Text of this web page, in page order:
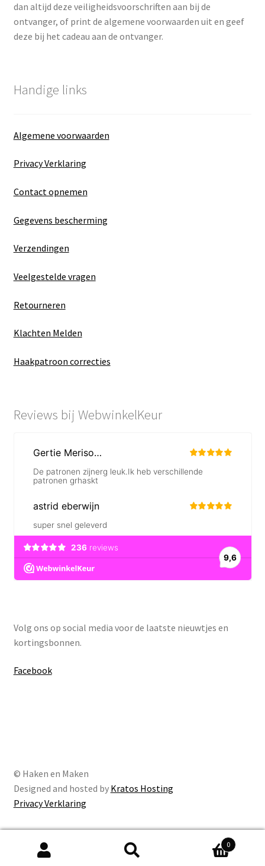
dan altijd deze veiligheidsvoorschriften aan bij de
ontvanger, of print de algemene voorwaarden uit en geef
deze bij het cadeau aan de ontvanger.
Handige links
Algemene voorwaarden
Privacy Verklaring
Contact opnemen
Gegevens bescherming
Verzendingen
Veelgestelde vragen
Retourneren
Klachten Melden
Haakpatroon correcties
Reviews bij WebwinkelKeur
Volg ons op social media voor de laatste nieuwtjes en
kortingsbonnen.
Facebook
© Haken en Maken
Designed and hosted by Kratos Hosting
Privacy Verklaring
0